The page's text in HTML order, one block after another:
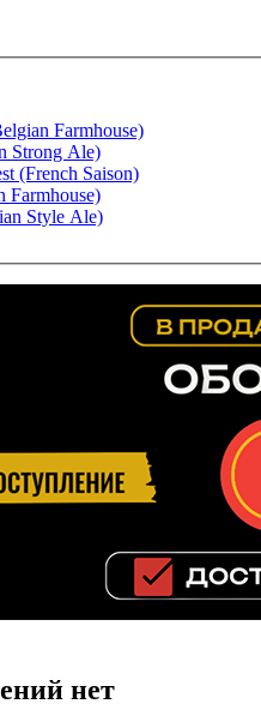
Farmhouse)
Strong Ale)
(French Saison)
Farmhouse)
Style Ale)
нет